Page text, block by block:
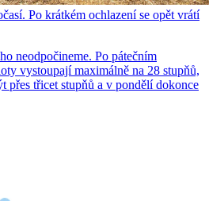
Po krátkém ochlazení se opět vrátí
neodpočineme. Po pátečním
vystoupají maximálně na 28 stupňů,
přes třicet stupňů a v pondělí dokonce